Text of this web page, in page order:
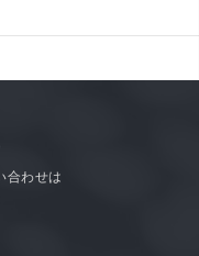
合わせは